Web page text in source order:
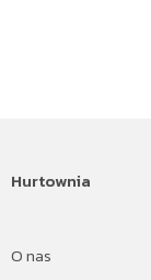
Hurtownia
O nas